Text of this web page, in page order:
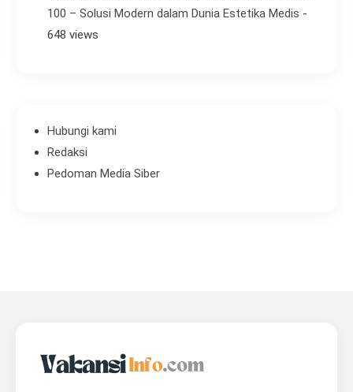
100 – Solusi Modern dalam Dunia Estetika Medis -
648 views
Hubungi kami
Redaksi
Pedoman Media Siber